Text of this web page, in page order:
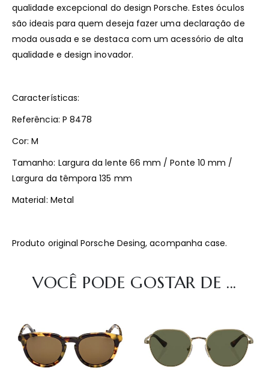
qualidade excepcional do design Porsche. Estes óculos
são ideais para quem deseja fazer uma declaração de
moda ousada e se destaca com um acessório de alta
qualidade e design inovador.
Características:
Referência: P 8478
Cor: M
Tamanho: Largura da lente 66 mm / Ponte 10 mm /
Largura da têmpora 135 mm
Material: Metal
Produto original Porsche Desing, acompanha case.
VOCÊ PODE GOSTAR DE ...